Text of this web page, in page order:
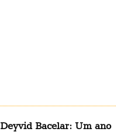
Deyvid Bacelar: Um ano